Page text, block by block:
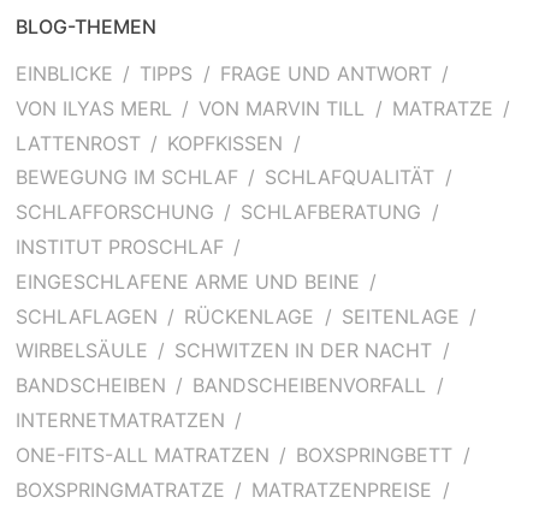
BLOG-THEMEN
EINBLICKE
TIPPS
FRAGE UND ANTWORT
VON ILYAS MERL
VON MARVIN TILL
MATRATZE
LATTENROST
KOPFKISSEN
BEWEGUNG IM SCHLAF
SCHLAFQUALITÄT
SCHLAFFORSCHUNG
SCHLAFBERATUNG
INSTITUT PROSCHLAF
EINGESCHLAFENE ARME UND BEINE
SCHLAFLAGEN
RÜCKENLAGE
SEITENLAGE
WIRBELSÄULE
SCHWITZEN IN DER NACHT
BANDSCHEIBEN
BANDSCHEIBENVORFALL
INTERNETMATRATZEN
ONE-FITS-ALL MATRATZEN
BOXSPRINGBETT
BOXSPRINGMATRATZE
MATRATZENPREISE